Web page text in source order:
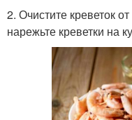
2. Очистите креветок
нарежьте креветки на